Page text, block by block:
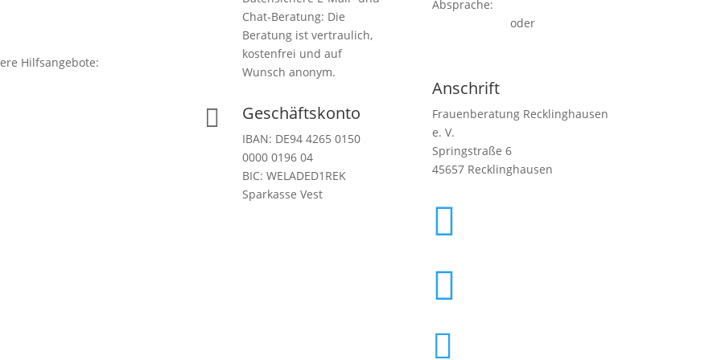
Hilfsangebote:
Chat-Beratung: Die
Beratung ist vertraulich,
kostenfrei und auf
Wunsch anonym.
 Geschäftskonto
IBAN: DE94 4265 0150
0000 0196 04
BIC: WELADED1REK
Sparkasse Vest
Absprache:
oder
Anschrift
Frauenberatung Recklinghausen
e. V.
Springstraße 6
45657 Recklinghausen